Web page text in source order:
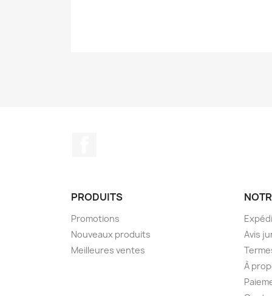
PRODUITS
Promotions
Nouveaux produits
Meilleures ventes
Avis
À